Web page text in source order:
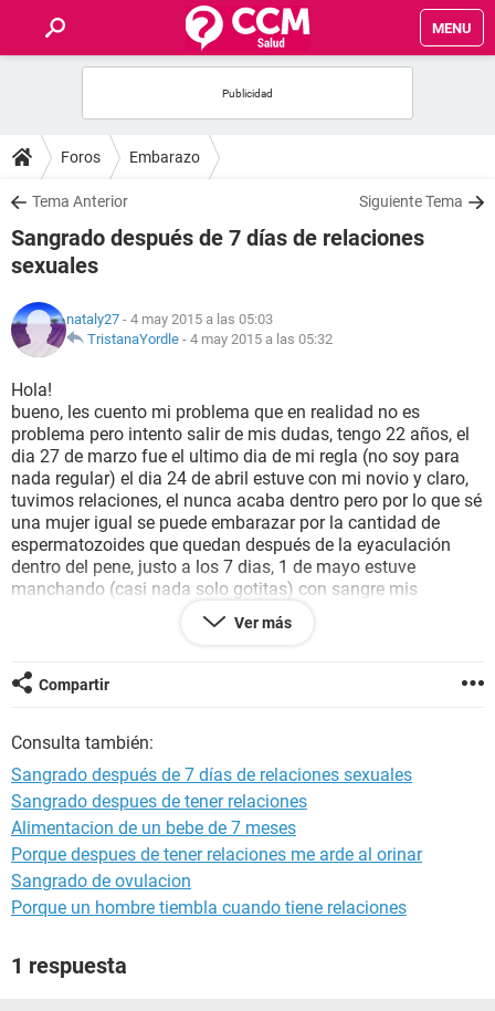
MENU
FOROS
SALUD
FAMILIA
NUTRICIÓN
SEXUALIDAD
GLOSARIO
Foros Embarazo
Tema Anterior Siguiente Tema
Sangrado después de 7 días de relaciones
sexuales
nataly27 - 4 may 2015 a las 05:03
TristanaYordle - 4 may 2015 a las 05:32
Hola!
bueno, les cuento mi problema que en realidad no es
problema pero intento salir de mis dudas, tengo 22 años, el
dia 27 de marzo fue el ultimo dia de mi regla (no soy para
nada regular) el dia 24 de abril estuve con mi novio y claro,
tuvimos relaciones, el nunca acaba dentro pero por lo que sé
una mujer igual se puede embarazar por la cantidad de
espermatozoides que quedan después de la eyaculación
dentro del pene, justo a los 7 dias, 1 de mayo estuve
manchando (casi nada solo gotitas) con sangre mis
protectores diarios, y tuve mucho dolor de pechos.
El dia 2 de mayo ya me bajó mas sangre, y dolores que eran
piernas hasta estando acostada me dolía, pero solo duró
hasta el final del dia, el sangrado solo duró hasta el dia
sangre y empezó a salir muy clarita como al principio, la
verdad tengo muchas ganas de ser mamá a mi corta edad,
espero alguna respuesta que me pueda guiar, y cuando
puedo hacerme el test de embarazo xq el dia lunes 27 de
abril me hise un test y salio negativo :/
Ver más
Compartir
Consulta también:
Sangrado después de 7 días de relaciones sexuales
Sangrado despues de tener relaciones
Alimentacion de un bebe de 7 meses
Porque despues de tener relaciones me arde al orinar
Sangrado de ovulacion
Porque un hombre tiembla cuando tiene relaciones
1 respuesta